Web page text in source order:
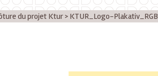
du projet Ktur > KTUR_Logo-Plakativ_RGB